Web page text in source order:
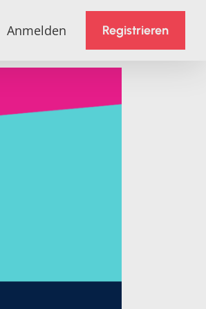
Anmelden Registrieren